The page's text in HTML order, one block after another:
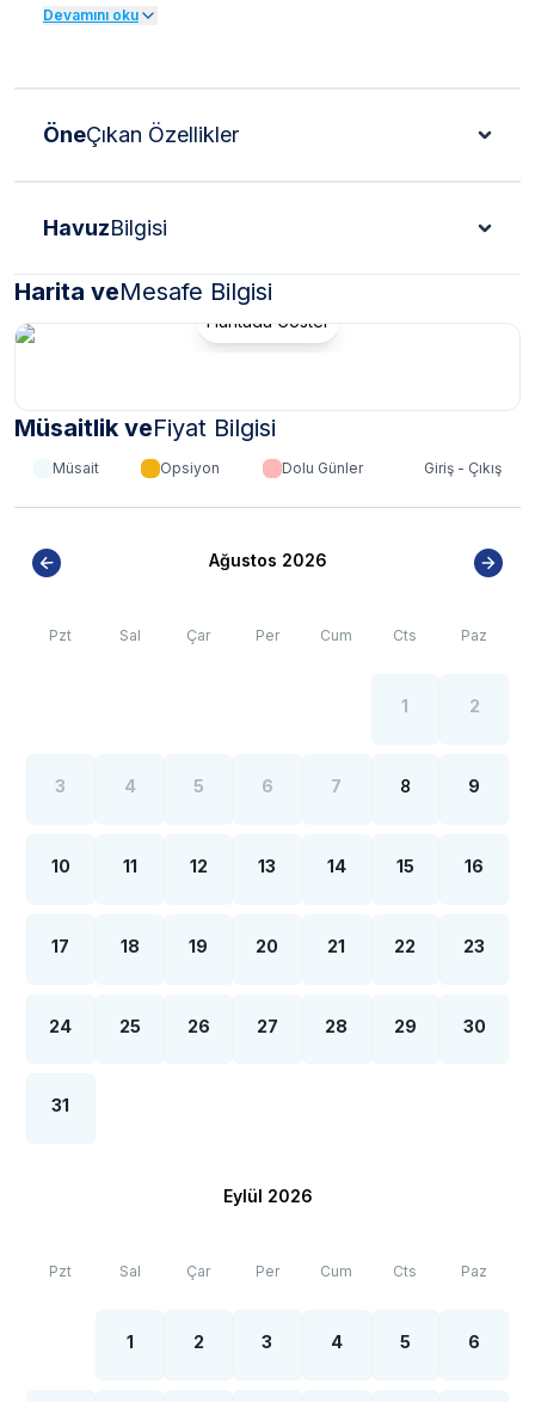
objeler gerçeğinden daha büyük olarak
kelebek, böcek, sinek vb. bulunma ihtimali vardır.
Devamını oku
ÖneÇıkan Özellikler
HavuzBilgisi
Harita veMesafe Bilgisi
Haritada Göster
Müsaitlik veFiyat Bilgisi
Müsait Opsiyon Dolu Günler Giriş - Çıkış
Ağustos 2026
Pzt Sal Çar Per Cum Cts Paz
1 2
3 4 5 6 7 8 9
10 11 12 13 14 15 16
17 18 19 20 21 22 23
24 25 26 27 28 29 30
31
Eylül 2026
Pzt Sal Çar Per Cum Cts Paz
1 2 3 4 5 6